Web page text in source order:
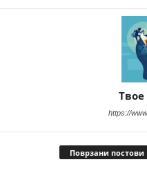
Твое
https://
Поврзани постови